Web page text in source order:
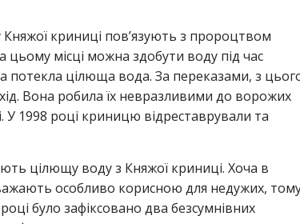
криниці пов’язують з пророцтвом
місці можна здобути воду під час
потекла цілюща вода. За переказами, з
Вона робила їх невразливими до ворожих
У 1998 році криницю відреставрували та
цілющу воду з Княжої криниці. Хоча в
особливо корисною для недужих,
було зафіксовано два безсумнівних